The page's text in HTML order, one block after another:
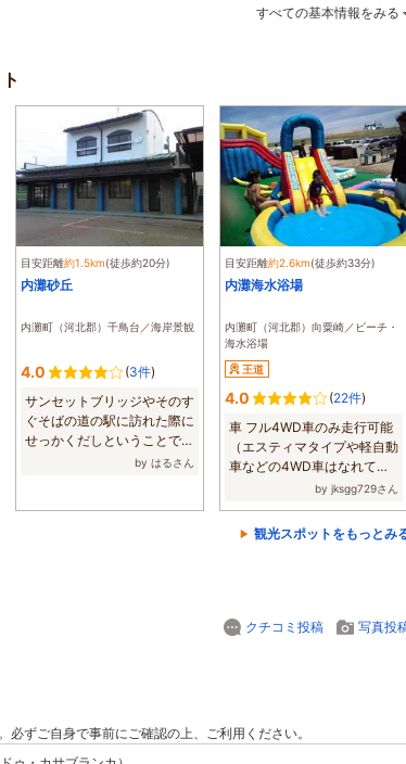
すべての基本情報をみる
目安距離約1.5km(徒歩約20分)
内灘砂丘
内灘町（河北郡）千鳥台／海岸景観
4.0 (3件)
サンセットブリッジやそのす
ぐそばの道の駅に訪れた際に
せっかくだしということで砂
by はるさん
目安距離約2.6km(徒歩約33分)
内灘海水浴場
内灘町（河北郡）向粟崎／ビーチ・
海水浴場
王道
4.0 (22件)
車 フル4WD車のみ走行可能
（エスティマタイプや軽自動
車などの4WD車はなれてな
いとハマる） ...by jksgg729さん
観光スポットをもっとみ
クチコミ投稿
写真投
ずご自身で事前にご確認の上、ご利用ください。